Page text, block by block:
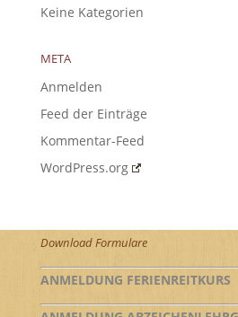
Keine Kategorien
META
Anmelden
Feed der Einträge
Kommentar-Feed
WordPress.org
Download Formulare
ANMELDUNG FERIENREITKURS